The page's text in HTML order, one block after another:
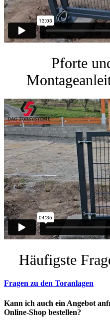
Pforte
Häufigste
Fragen zu den Toranlagen
Kann ich auch ein Angebot
Online-Shop bestellen?